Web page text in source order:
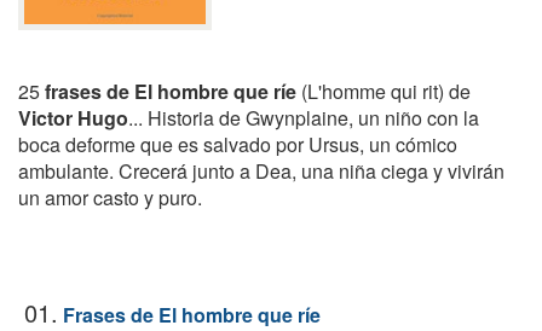
25frases de El hombre que ríe (L'homme qui rit) de
Victor Hugo... Historia de Gwynplaine, un niño con la
boca deforme que es salvado por Ursus, un cómico
ambulante. Crecerá junto a Dea, una niña ciega y vivirán
un amor casto y puro.
01. Frases de El hombre que ríe